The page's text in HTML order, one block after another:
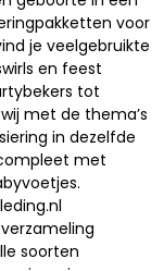
voor
je veelgebruikte
en feest
tot
met de thema’s
in dezelfde
met
soorten